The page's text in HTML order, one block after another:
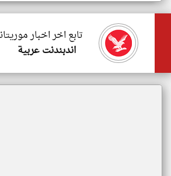
تابع اخر اخبار
اندبندنت عربية